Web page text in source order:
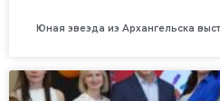
Юная звезда из Архангельска